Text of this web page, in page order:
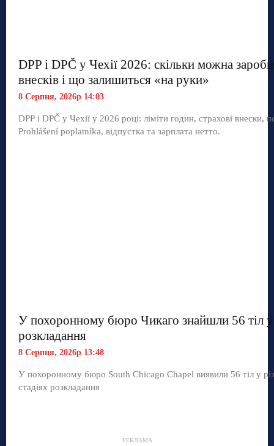
DPP і DPČ у Чехії 2026: скільки можна
внесків і що залишиться «на руки»
8 Серпня, 2026р 14:03
DPP і DPČ у Чехії у 2026 році: ліміти годин, страхові внески,
Prohlášení poplatníka, відпустка та зарплата нетто.
У похоронному бюро Чикаго знайшли 56 тіл у
розкладання
8 Серпня, 2026р 13:48
У похоронному бюро South Chicago Chapel виявили 56 тіл у
стадіях розкладання
РЕКЛАМА